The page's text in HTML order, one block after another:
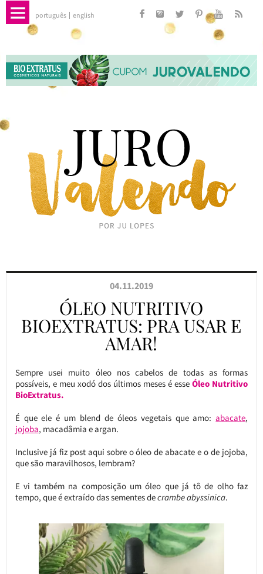
português english
04.11.2019
ÓLEO NUTRITIVO
BIOEXTRATUS: PRA USAR E
AMAR!
Sempre usei muito óleo nos cabelos de todas as formas
possíveis, e meu xodó dos últimos meses é esseÓleo Nutritivo
BioExtratus.
É que ele é um blend de óleos vegetais que amo:abacate,
jojoba, macadâmia e argan.
Inclusive já fiz post aqui sobre o óleo de abacate e o de jojoba,
que são maravilhosos, lembram?
E vi também na composição um óleo que já tô de olho faz
tempo, que é extraído das sementes decrambe abyssinica.